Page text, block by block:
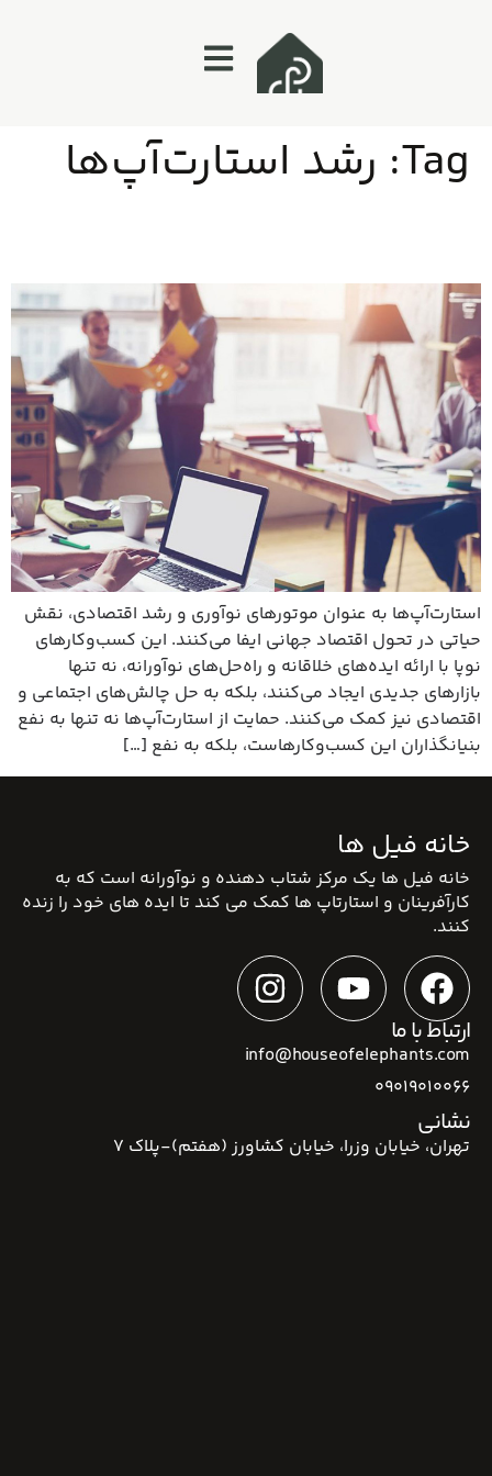
Tag: رشد استارت‌آپ‌ها
استارت‌آپ‌ها به عنوان موتورهای نوآوری و رشد اقتصادی، نقش
حیاتی در تحول اقتصاد جهانی ایفا می‌کنند. این کسب‌وکارهای
نوپا با ارائه ایده‌های خلاقانه و راه‌حل‌های نوآورانه، نه تنها
بازارهای جدیدی ایجاد می‌کنند، بلکه به حل چالش‌های اجتماعی و
اقتصادی نیز کمک می‌کنند. حمایت از استارت‌آپ‌ها نه تنها به نفع
بنیانگذاران این کسب‌وکارهاست، بلکه به نفع […]
خانه فیل ها
خانه فیل ها یک مرکز شتاب دهنده و نوآورانه است که به
کارآفرینان و استارتاپ ها کمک می کند تا ایده های خود را زنده
کنند.
ارتباط با ما
info@houseofelephants.com
09019010066
نشانی
تهران، خیابان وزرا، خیابان کشاورز (هفتم)-پلاک 7